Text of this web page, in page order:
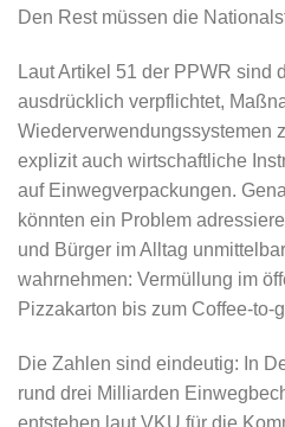
Den Rest müssen die
Laut Artikel 51 der PPWR sind
ausdrücklich verpflichtet,
Wiederverwendungssystemen
explizit auch wirtschaftliche
auf Einwegverpackungen.
könnten ein Problem
und Bürger im Alltag unmittelbar
wahrnehmen: Vermüllung im
Pizzakarton bis zum Coffee-to-
Die Zahlen sind eindeutig: In
rund drei Milliarden
entstehen laut VKU für die